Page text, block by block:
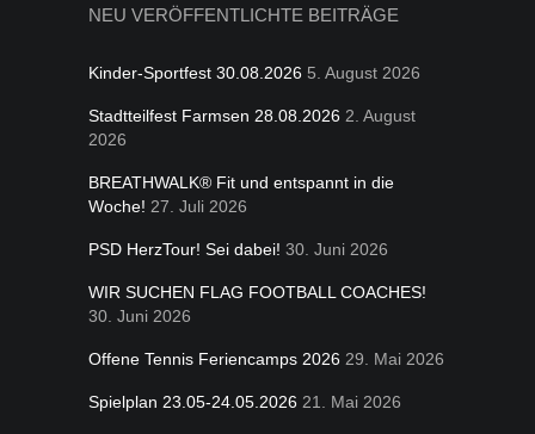
NEU VERÖFFENTLICHTE BEITRÄGE
Kinder-Sportfest 30.08.2026 5. August 2026
Stadtteilfest Farmsen 28.08.2026 2. August
2026
BREATHWALK® Fit und entspannt in die
Woche! 27. Juli 2026
PSD HerzTour! Sei dabei! 30. Juni 2026
WIR SUCHEN FLAG FOOTBALL COACHES!
30. Juni 2026
Offene Tennis Feriencamps 2026 29. Mai 2026
Spielplan 23.05-24.05.2026 21. Mai 2026